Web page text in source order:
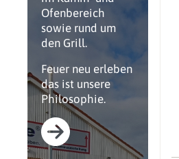
Ofenbereich
sowie rund um
den Grill.
Feuer neu erleben
das ist unsere
Philosophie.